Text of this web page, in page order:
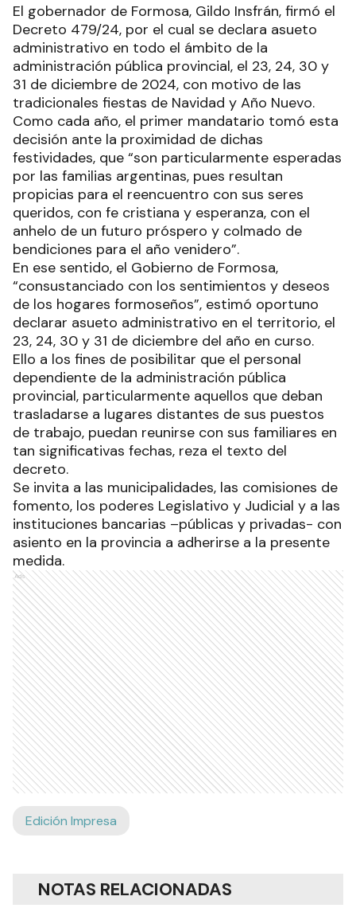
El gobernador de Formosa, Gildo Insfrán, firmó el
Decreto 479/24, por el cual se declara asueto
administrativo en todo el ámbito de la
administración pública provincial, el 23, 24, 30 y
31 de diciembre de 2024, con motivo de las
tradicionales fiestas de Navidad y Año Nuevo.
Como cada año, el primer mandatario tomó esta
decisión ante la proximidad de dichas
festividades, que “son particularmente esperadas
por las familias argentinas, pues resultan
propicias para el reencuentro con sus seres
queridos, con fe cristiana y esperanza, con el
anhelo de un futuro próspero y colmado de
bendiciones para el año venidero”.
En ese sentido, el Gobierno de Formosa,
“consustanciado con los sentimientos y deseos
de los hogares formoseños”, estimó oportuno
declarar asueto administrativo en el territorio, el
23, 24, 30 y 31 de diciembre del año en curso.
Ello a los fines de posibilitar que el personal
dependiente de la administración pública
provincial, particularmente aquellos que deban
trasladarse a lugares distantes de sus puestos
de trabajo, puedan reunirse con sus familiares en
tan significativas fechas, reza el texto del
decreto.
Se invita a las municipalidades, las comisiones de
fomento, los poderes Legislativo y Judicial y a las
instituciones bancarias –públicas y privadas- con
asiento en la provincia a adherirse a la presente
medida.
Ads
Edición Impresa
NOTAS RELACIONADAS